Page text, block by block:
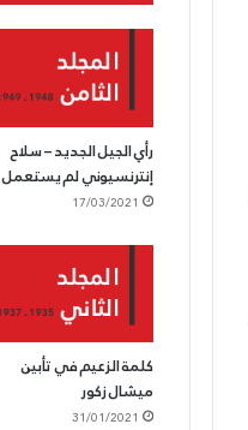
رأي الجيل الجديد – سلاح
إنترنسيوني لم يستعمل
17/03/2021
كلمة الزعيم في تأبين
ميشال زكور
31/01/2021